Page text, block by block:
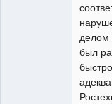
делом
был